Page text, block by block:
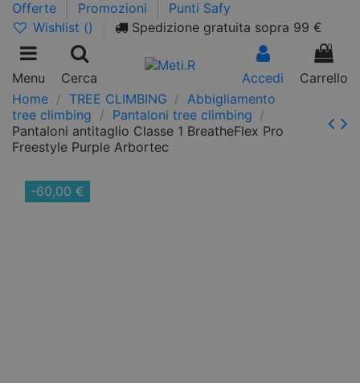
Offerte Promozioni
Punti Safy
Wishlist () Spedizione gratuita sopra 99 €
Menu Cerca Accedi
0
Carrello
Home
TREE CLIMBING
Abbigliamento
tree climbing
Pantaloni tree climbing
Pantaloni antitaglio Classe 1 BreatheFlex Pro
Freestyle Purple Arbortec
-60,00 €